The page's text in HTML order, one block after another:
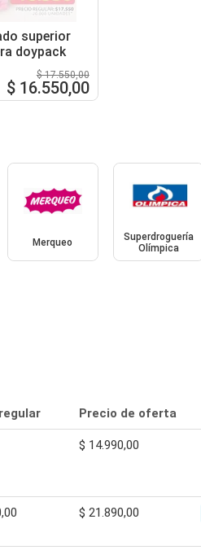
superior
doypack
$ 17.550,00
$ 16.550,00
Merqueo
Superdroguería
Olímpica
Precio de oferta
$ 14.990,00
$ 21.890,00